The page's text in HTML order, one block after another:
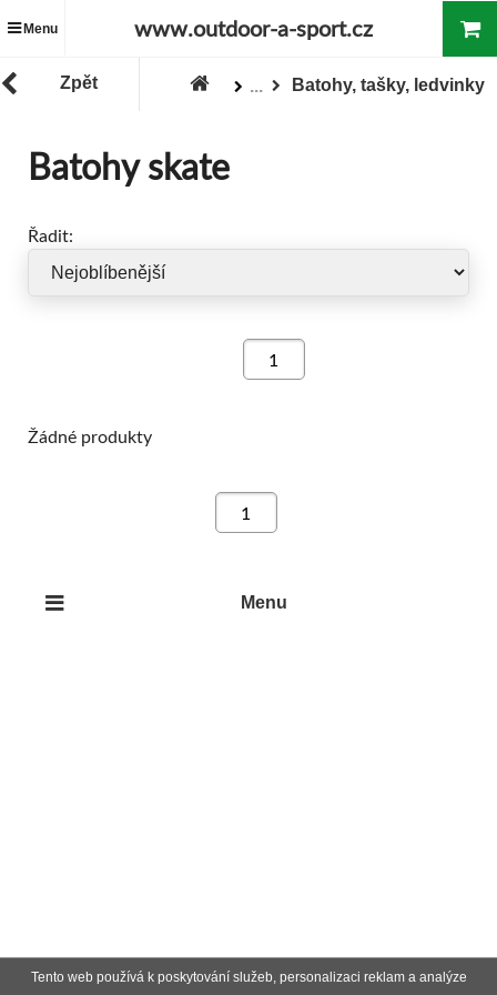
Tento web používá k poskytování služeb, personalizaci reklam a analýze
Menu www.outdoor-a-sport.cz
Zpět ... Batohy, tašky, ledvinky
Batohy skate
Řadit:
Žádné produkty
Menu